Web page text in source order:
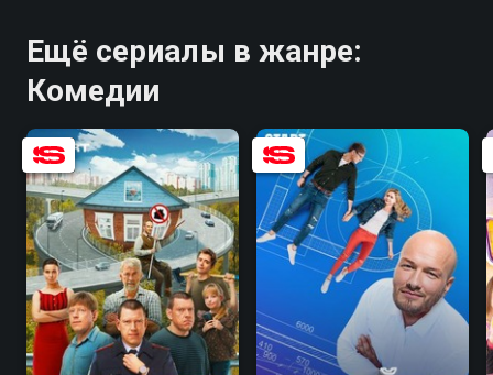
Ещё сериалы в жанре:
Комедии